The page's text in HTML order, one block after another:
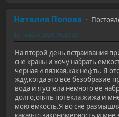
Наталия Попова
12 ноября 2021, 16:25:33
На второй день встраивания
сне краны и хочу набрать
черная и вязкая,как нефть. Я
жду,когда это все безобразие
вода и я успела немного ее
долго,опять потекла жижа и
мою емкость.Я во сне
какая-то закономерность и мне